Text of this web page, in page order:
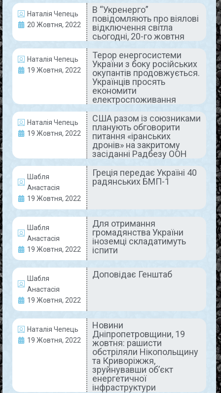
Наталія Чепець
20 Жовтня, 2022
В “Укренерго”
повідомляють про віялові
відключення світла
сьогодні, 20-го жовтня
Наталія Чепець
19 Жовтня, 2022
Терор енергосистеми
України з боку російських
окупантів продовжується.
Українців просять
економити
електроспоживання
Наталія Чепець
19 Жовтня, 2022
США разом із союзниками
планують обговорити
питання «іранських
дронів» на закритому
засіданні Радбезу ООН
Шабля
Анастасія
19 Жовтня, 2022
Греція передає Україні 40
радянських БМП-1
Шабля
Анастасія
19 Жовтня, 2022
Для отримання
громадянства України
іноземці складатимуть
іспити
Шабля
Анастасія
19 Жовтня, 2022
Доповідає Генштаб
Наталія Чепець
19 Жовтня, 2022
Новини
Дніпропетровщини, 19
жовтня: рашисти
обстріляли Нікопольщину
та Криворіжжя,
зруйнувавши об’єкт
енергетичної
інфраструктури
Благодійна платформа UNITED 24
розширює кордони
Платформа UNITED 24 була заснована 5 травня
за ініціативи Президента України Володимира
Зеленського. Вона покликана збирати благодійні
внески на користь нашої держави, при цьому
Містяни провели в останню путь
ще одного Героя